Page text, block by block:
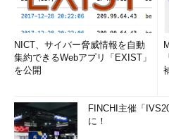
NICT、サイバー脅威情報を自動
集約できるWebアプリ「EXIST」
を公開
FINCHI主催「
に！